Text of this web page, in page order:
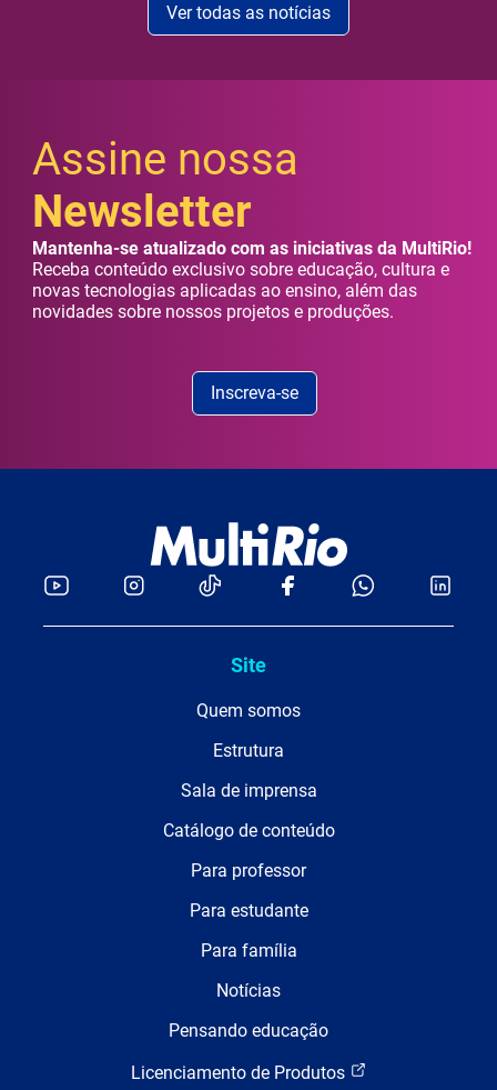
Ver todas as notícias
Assine nossa
Newsletter
Mantenha-se atualizado com as iniciativas da MultiRio!
Receba conteúdo exclusivo sobre educação, cultura e
novas tecnologias aplicadas ao ensino, além das
novidades sobre nossos projetos e produções.
Inscreva-se
Site
Quem somos
Estrutura
Sala de imprensa
Catálogo de conteúdo
Para professor
Para estudante
Para família
Notícias
Pensando educação
Licenciamento de Produtos